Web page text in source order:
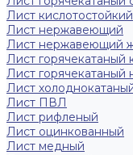
Лист кислотостойкий
Лист нержавеющий
Лист нержавеющий
Лист горячекатаный
Лист горячекатаный
Лист
Лист ПВЛ
Лист рифленый
Лист оцинкованный
Лист медный